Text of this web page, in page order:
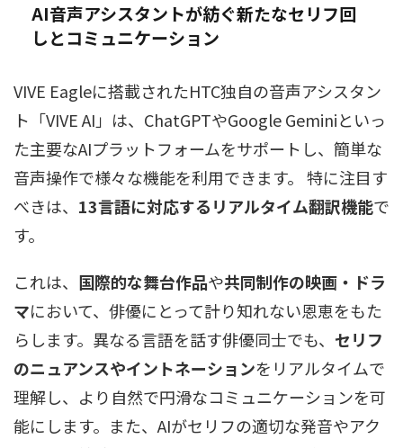
AI音声アシスタントが紡ぐ新たなセリフ回
しとコミュニケーション
VIVE Eagleに搭載されたHTC独自の音声アシスタン
ト「VIVE AI」は、ChatGPTやGoogle Geminiといっ
た主要なAIプラットフォームをサポートし、簡単な
音声操作で様々な機能を利用できます。 特に注目す
べきは、 13言語に対応するリアルタイム翻訳機能で
す。
これは、 国際的な舞台作品や共同制作の映画・ドラ
マにおいて、俳優にとって計り知れない恩恵をもた
らします。異なる言語を話す俳優同士でも、 セリフ
のニュアンスやイントネーションをリアルタイムで
理解し、より自然で円滑なコミュニケーションを可
能にします。また、AIがセリフの適切な発音やアク